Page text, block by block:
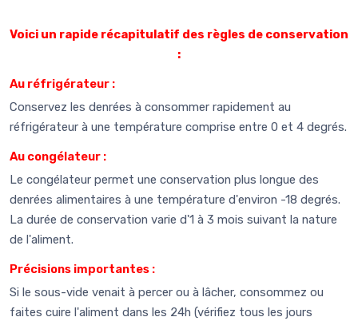
Voici un rapide récapitulatif des règles de conservation
:
Au réfrigérateur :
Conservez les denrées à consommer rapidement au
réfrigérateur à une température comprise entre 0 et 4 degrés.
Au congélateur :
Le congélateur permet une conservation plus longue des
denrées alimentaires à une température d'environ -18 degrés.
La durée de conservation varie d'1 à 3 mois suivant la nature
de l'aliment.
Précisions importantes :
Si le sous-vide venait à percer ou à lâcher, consommez ou
faites cuire l'aliment dans les 24h (vérifiez tous les jours